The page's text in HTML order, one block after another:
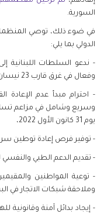
السورية.
في ضوء ذلك، توصي المنظمات
الدولي بما يلي:
- ندعو السلطات اللبنانية
وفعال في غرق قارب 23 نيسان 2022، و استعادة رفات باقي ركاب القارب،
- احترام مبدأ عدم الإعادة
وسريع وشامل في مزاعم
يوم 31 كانون الأول 2022،
- توفير فرص إعادة توطين
- تقديم الدعم الطبي والنفسي
- توعية المواطنين
وملاحقة شبكات الاتجار في
- إيجاد بدائل آمنة